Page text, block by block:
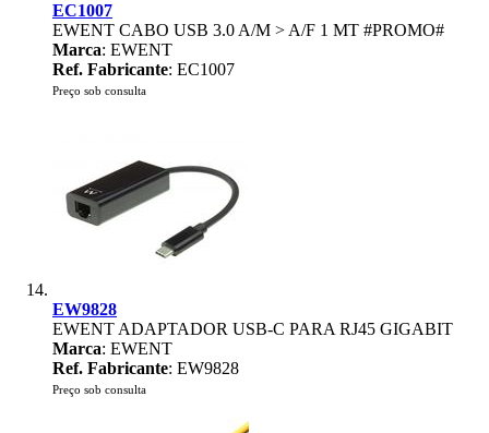
EC1007
EWENT CABO USB 3.0 A/M > A/F 1 MT #PROMO#
Marca: EWENT
Ref. Fabricante: EC1007
Preço sob consulta
EW9828
EWENT ADAPTADOR USB-C PARA RJ45 GIGABIT
Marca: EWENT
Ref. Fabricante: EW9828
Preço sob consulta